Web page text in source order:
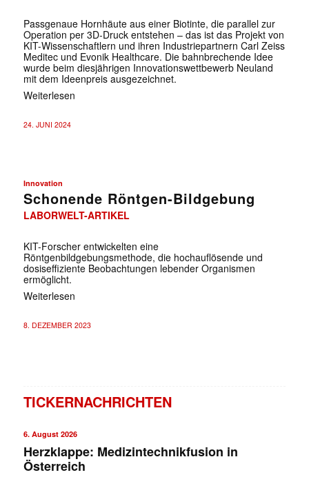
Passgenaue Hornhäute aus einer Biotinte, die parallel zur
Operation per 3D-Druck entstehen – das ist das Projekt von
KIT-Wissenschaftlern und ihren Industriepartnern Carl Zeiss
Meditec und Evonik Healthcare. Die bahnbrechende Idee
wurde beim diesjährigen Innovationswettbewerb Neuland
mit dem Ideenpreis ausgezeichnet.
Weiterlesen
24. JUNI 2024
Innovation
Schonende Röntgen-Bildgebung
LABORWELT-ARTIKEL
KIT-Forscher entwickelten eine
Röntgenbildgebungsmethode, die hochauflösende und
dosiseffiziente Beobachtungen lebender Organismen
ermöglicht.
Weiterlesen
8. DEZEMBER 2023
TICKERNACHRICHTEN
6. August 2026
Herzklappe: Medizintechnikfusion in
Österreich